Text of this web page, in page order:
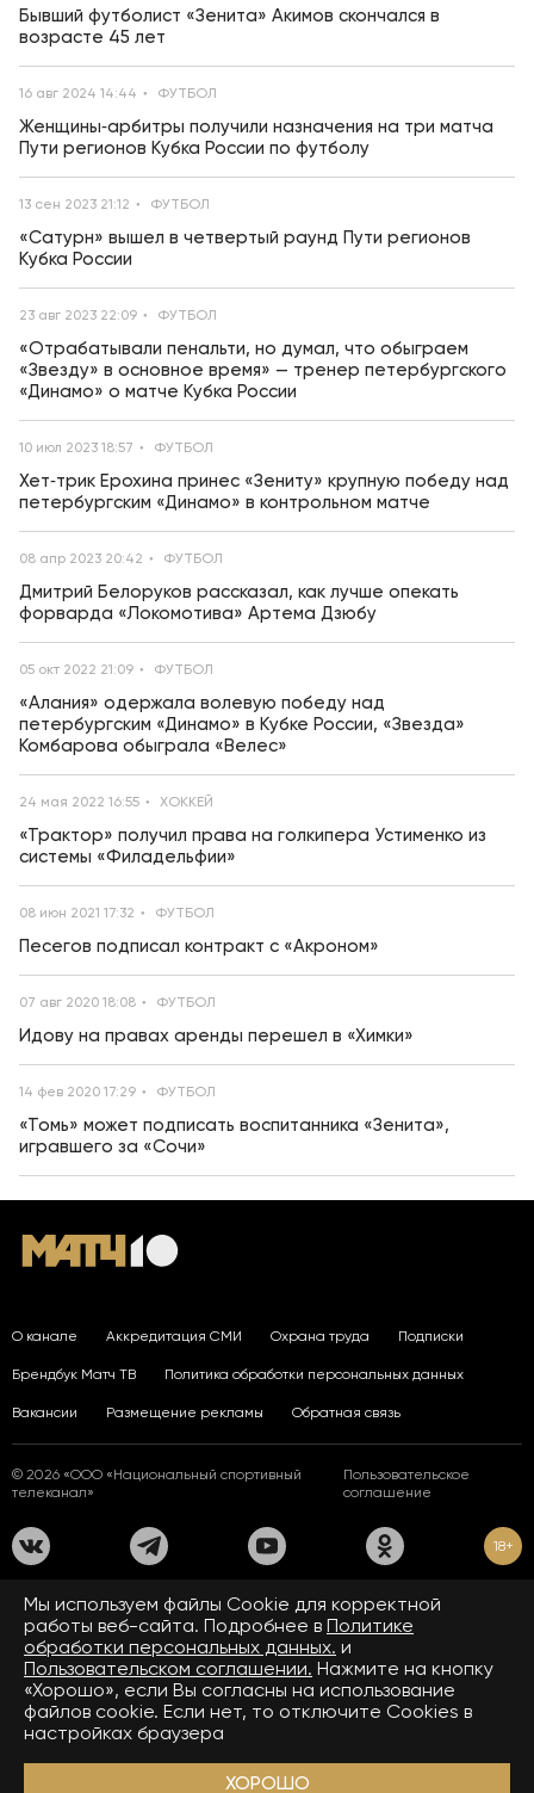
Бывший футболист «Зенита» Акимов скончался в
возрасте 45 лет
16 авг 2024 14:44 ФУТБОЛ
Женщины‑арбитры получили назначения на три матча
Пути регионов Кубка России по футболу
13 сен 2023 21:12 ФУТБОЛ
«Сатурн» вышел в четвертый раунд Пути регионов
Кубка России
23 авг 2023 22:09 ФУТБОЛ
«Отрабатывали пенальти, но думал, что обыграем
«Звезду» в основное время» — тренер петербургского
«Динамо» о матче Кубка России
10 июл 2023 18:57 ФУТБОЛ
Хет‑трик Ерохина принес «Зениту» крупную победу над
петербургским «Динамо» в контрольном матче
08 апр 2023 20:42 ФУТБОЛ
Дмитрий Белоруков рассказал, как лучше опекать
форварда «Локомотива» Артема Дзюбу
05 окт 2022 21:09 ФУТБОЛ
«Алания» одержала волевую победу над
петербургским «Динамо» в Кубке России, «Звезда»
Комбарова обыграла «Велес»
24 мая 2022 16:55 ХОККЕЙ
«Трактор» получил права на голкипера Устименко из
системы «Филадельфии»
08 июн 2021 17:32 ФУТБОЛ
Песегов подписал контракт с «Акроном»
07 авг 2020 18:08 ФУТБОЛ
Идову на правах аренды перешел в «Химки»
14 фев 2020 17:29 ФУТБОЛ
«Томь» может подписать воспитанника «Зенита»,
игравшего за «Сочи»
О канале Аккредитация СМИ Охрана труда Подписки
Брендбук Матч ТВ Политика обработки персональных данных
Вакансии Размещение рекламы Обратная связь
© 2026 «ООО «Национальный спортивный
телеканал»
Пользовательское
соглашение
18+
На сайте применяются рекомендательные технологии. Подробнее
Правилах применения рекомендательных технологий.
Средство массовой информации сетевое издание «www.matchtv.ru»
зарегистрировано Федеральной службой по надзору в сфере связи,
информационных технологий и массовых коммуникаций (Роскомнадзор).
Свидетельство о регистрации средства массовой информации ЭЛ № ФС 77 - 72390
от 28.02.2018. Название — www.matchtv.ru.
Учредитель (соучредители) СМИ сетевого издания «www.matchtv.ru»: ООО
«Национальный спортивный телеканал», главный редактор СМИ сетевого издания
сетевого издания «www.matchtv.ru»:matchtv@matchtv.ru
Мы используем файлы Сookie для корректной
работы веб-сайта. Подробнее в Политике
обработки персональных данных. и
Пользовательском соглашении. Нажмите на кнопку
«Хорошо», если Вы согласны на использование
файлов cookie. Если нет, то отключите Cookies в
настройках браузера
ХОРОШО